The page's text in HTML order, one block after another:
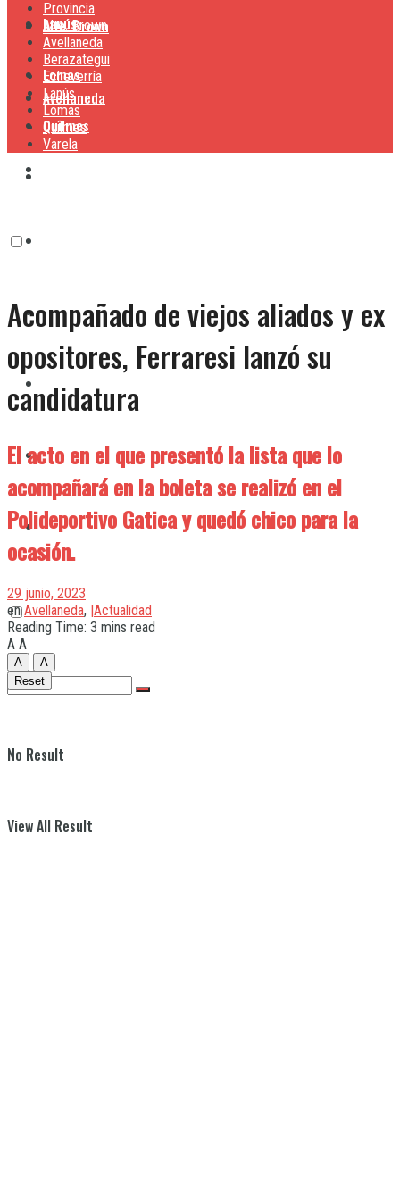
Lanús
Lomas
Quilmes
Alte. Brown
Avellaneda
Lanús
Lomas
Quilmes
Varela
No Result
View All Result
Provincia
Alte. Brown
Avellaneda
Berazategui
Echeverría
Lanús
Lomas
Quilmes
Varela
Acompañado de viejos aliados y ex
opositores, Ferraresi lanzó su
candidatura
El acto en el que presentó la lista que lo
acompañará en la boleta se realizó en el
Polideportivo Gatica y quedó chico para la
ocasión.
29 junio, 2023
en Avellaneda, |Actualidad
Reading Time: 3 mins read
A A
A
A
Reset